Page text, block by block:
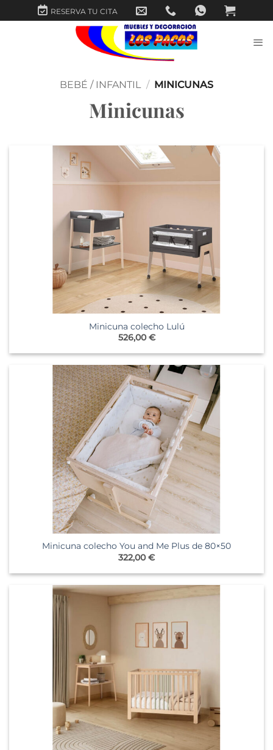
al
RESERVA TU CITA
BEBÉ / INFANTIL / MINICUNAS
Minicunas
Minicuna colecho Lulú
526,00€
Minicuna colecho You and Me Plus de 80×50
322,00€